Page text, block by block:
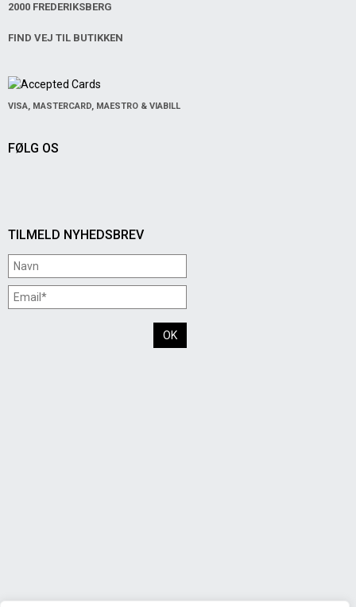
2000 FREDERIKSBERG
FIND VEJ TIL BUTIKKEN
TILMELD NYHEDSBREV
FØLG OS
VISA, MASTERCARD, MAESTRO & VIABILL